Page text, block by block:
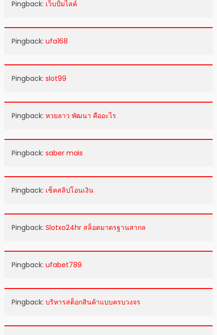
Pingback: เว็บปั้มไลค์
Pingback: ufa168
Pingback: slot99
Pingback: หวยลาว พัฒนา คืออะไร
Pingback: saber mais
Pingback: เช็คสลิปโอนเงิน
Pingback: Slotxo24hr สล็อตมาตรฐานสากล
Pingback: ufabet789
Pingback: บริหารสต็อกสินค้าแบบครบวงจร